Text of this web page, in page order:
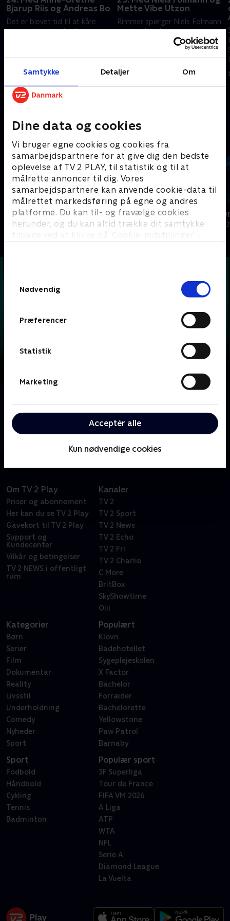
Samtykke Detaljer Om
Dine data og cookies
Vi bruger egne cookies og cookies fra
samarbejdspartnere for at give dig den bedste
oplevelse af TV 2 PLAY, til statistik og til at
målrette annoncer til dig. Vores
samarbejdspartnere kan anvende cookie-data til
målrettet markedsføring på egne og andres
platforme. Du kan til- og fravælge cookies
herunder, og du kan altid trække dit samtykke
tilbage ved at klikke på ’Cookie-indstillinger’ i
Nødvendig
Præferencer
Statistik
Marketing
Acceptér alle
Kun nødvendige cookies
Bjarup Riis og Andreas Bo
Det er blevet tid til at kåre
ugens ultimative krejlerkonge.
spændende ting fra nær og
Mette Vibe Utzon
Rimmer spørger Niels Folmann,
om han kender typen, der
køber antikviteter, og hvad de
betaler, og Mette Vibe Utzon,
om hun har tændt for
sandhedsbarometeret.
Andre så også
24 stjerners julikalender
TV-Shows • 1 sæsoner
Hvem vil
Quiz-shows •
Lasse Rimmer er vært, når to hold kendte danskere
skal bluffe, gætte, købe og sælge sig igennem en
Om TV 2 Play
Priser og abonnement
Her kan du se TV 2 Play
Gavekort til TV 2 Play
Support og
Kundecenter
Vilkår og betingelser
TV 2 NEWS i offentligt
rum
Kanaler
TV 2
TV 2 Sport
TV 2 News
TV 2 Echo
TV 2 Fri
TV 2 Charlie
C More
BritBox
SkyShowtime
Oiii
Kategorier
Børn
Serier
Film
Dokumentar
Reality
Livsstil
Underholdning
Comedy
Nyheder
Sport
Populært
Klovn
Badehotellet
Sygeplejeskolen
X Factor
Bachelor
Forræder
Bachelorette
Yellowstone
Paw Patrol
Barnaby
Sport
Fodbold
Håndbold
Cykling
Tennis
Badminton
Populær sport
3F Superliga
Tour de France
FIFA VM 2026
A Liga
ATP
WTA
NFL
Serie A
Diamond League
La Vuelta